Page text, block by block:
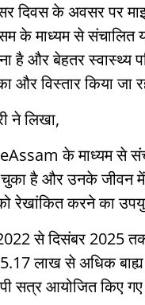
दिवस के अवसर पर
के माध्यम से संचालित
है और बेहतर स्वास्थ्य
और विस्तार किया जा
ने लिखा,
के माध्यम से
चुका है और उनके जीवन
रेखांकित करने का
से दिसंबर 2025
लाख से अधिक बाह्य
सत्र आयोजित किए